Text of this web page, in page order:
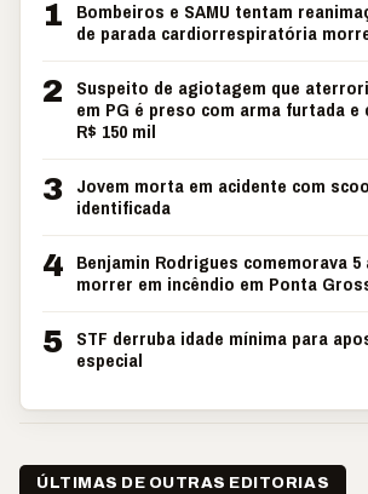
1
Bombeiros e SAMU tentam
de parada cardiorrespiratória
2
Suspeito de agiotagem que
em PG é preso com arma furtada e
R$ 150 mil
3 Jovem morta em acidente com
identificada
4 Benjamin Rodrigues comemorava
morrer em incêndio em Ponta
5 STF derruba idade mínima para
especial
ÚLTIMAS DE OUTRAS EDITORIAS